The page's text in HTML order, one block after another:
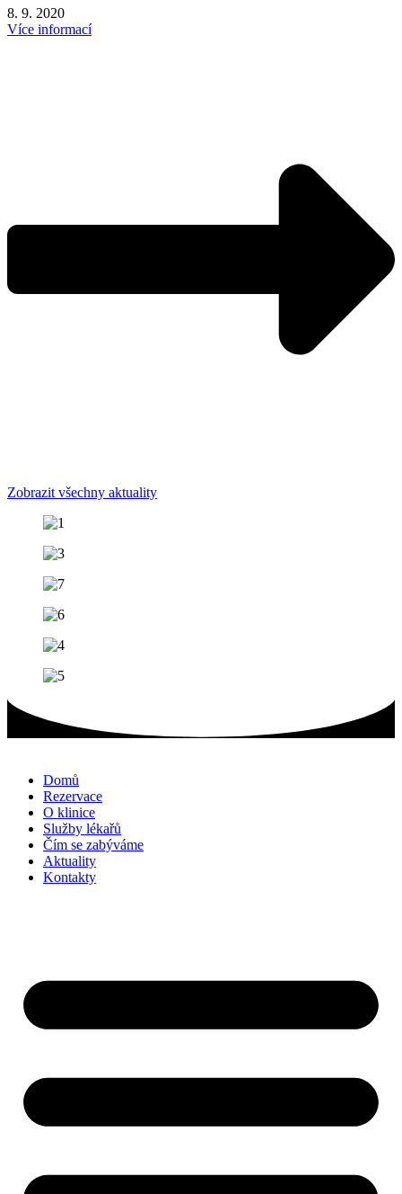
8. 9. 2020
Více informací
Zobrazit všechny aktuality
Domů
Rezervace
O klinice
Služby lékařů
Čím se zabýváme
Aktuality
Kontakty